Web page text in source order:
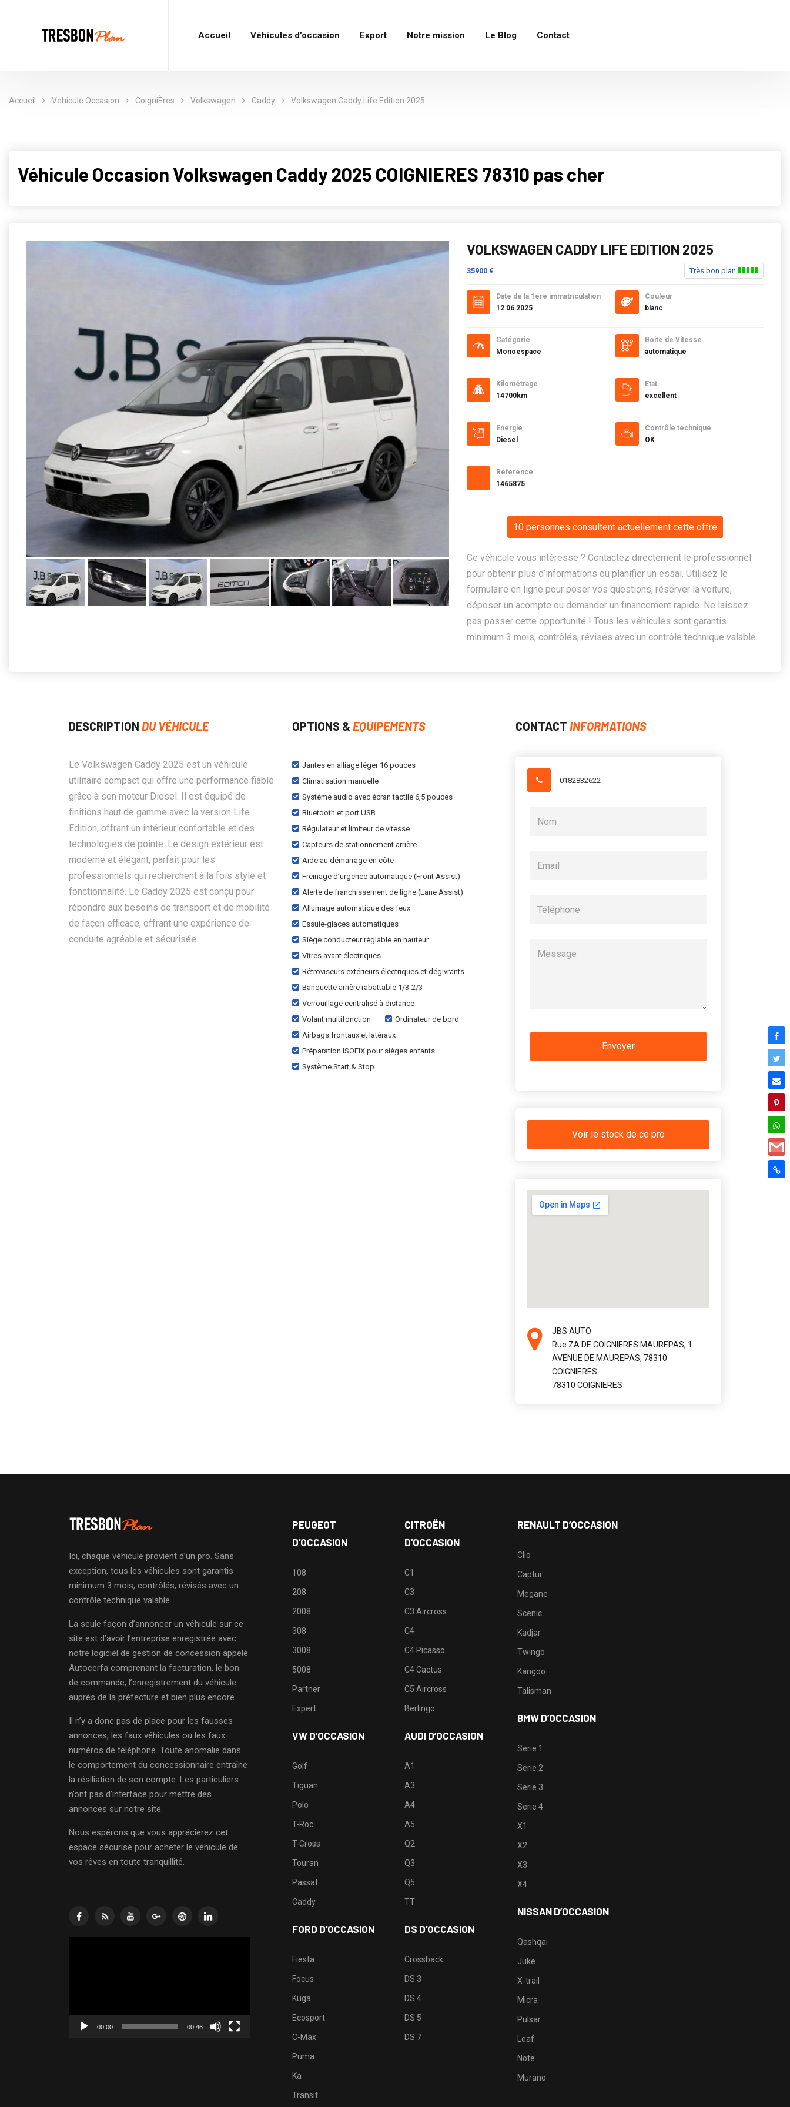
Accueil Véhicules d’occasion Export Notre mission Le Blog Contact
Accueil Vehicule Occasion CoigniÈres Volkswagen Caddy Volkswagen Caddy Life Edition 2025
Véhicule Occasion Volkswagen Caddy 2025 COIGNIERES 78310 pas cher
VOLKSWAGEN CADDY LIFE EDITION 2025
35900 € Très bon plan
Date de la 1ère immatriculation
12 06 2025
Catégorie
Monoespace
Kilométrage
14700km
Energie
Diesel
Référence
1465875
Couleur
blanc
Boite de Vitesse
automatique
Etat
excellent
Contrôle technique
OK
10 personnes consultent actuellement cette offre
Ce véhicule vous intéresse ? Contactez directement le professionnel
pour obtenir plus d’informations ou planifier un essai. Utilisez le
formulaire en ligne pour poser vos questions, réserver la voiture,
déposer un acompte ou demander un financement rapide. Ne laissez
pas passer cette opportunité ! Tous les véhicules sont garantis
minimum 3 mois, contrôlés, révisés avec un contrôle technique valable.
DESCRIPTION DU VÉHICULE
Le Volkswagen Caddy 2025 est un véhicule
utilitaire compact qui offre une performance fiable
grâce à son moteur Diesel. Il est équipé de
finitions haut de gamme avec la version Life
Edition, offrant un intérieur confortable et des
technologies de pointe. Le design extérieur est
moderne et élégant, parfait pour les
professionnels qui recherchent à la fois style et
fonctionnalité. Le Caddy 2025 est conçu pour
répondre aux besoins de transport et de mobilité
de façon efficace, offrant une expérience de
conduite agréable et sécurisée.
OPTIONS & EQUIPEMENTS
Jantes en alliage léger 16 pouces
Climatisation manuelle
Système audio avec écran tactile 6,5 pouces
Bluetooth et port USB
Régulateur et limiteur de vitesse
Capteurs de stationnement arrière
Aide au démarrage en côte
Freinage d’urgence automatique (Front Assist)
Alerte de franchissement de ligne (Lane Assist)
Allumage automatique des feux
Essuie-glaces automatiques
Siège conducteur réglable en hauteur
Vitres avant électriques
Rétroviseurs extérieurs électriques et dégivrants
Banquette arrière rabattable 1/3-2/3
Verrouillage centralisé à distance
Volant multifonction
Ordinateur de bord
Airbags frontaux et latéraux
Préparation ISOFIX pour sièges enfants
Système Start & Stop
CONTACT INFORMATIONS
0182832622
Voir le stock de ce pro
JBS AUTO
Rue ZA DE COIGNIERES MAUREPAS, 1
AVENUE DE MAUREPAS, 78310
COIGNIERES
78310 COIGNIERES
Ici, chaque véhicule provient d’un pro. Sans
exception, tous les véhicules sont garantis
minimum 3 mois, contrôlés, révisés avec un
contrôle technique valable.
La seule façon d’annoncer un véhicule sur ce
site est d’avoir l’entreprise enregistrée avec
notre logiciel de gestion de concession appelé
Autocerfa comprenant la facturation, le bon
de commande, l’enregistrement du véhicule
auprès de la préfecture et bien plus encore.
Il n’y a donc pas de place pour les fausses
annonces, les faux véhicules ou les faux
numéros de téléphone. Toute anomalie dans
le comportement du concessionnaire entraîne
la résiliation de son compte. Les particuliers
n’ont pas d’interface pour mettre des
annonces sur notre site.
Nous espérons que vous apprécierez cet
espace sécurisé pour acheter le véhicule de
vos rêves en toute tranquillité.
00:00 00:46
PEUGEOT
D’OCCASION
108
208
2008
308
3008
5008
Partner
Expert
VW D’OCCASION
Golf
Tiguan
Polo
T-Roc
T-Cross
Touran
Passat
Caddy
FORD D’OCCASION
Fiesta
Focus
Kuga
Ecosport
C-Max
Puma
Ka
Transit
CITROËN
D’OCCASION
C1
C3
C3 Aircross
C4
C4 Picasso
C4 Cactus
C5 Aircross
Berlingo
AUDI D’OCCASION
A1
A3
A4
A5
Q2
Q3
Q5
TT
DS D’OCCASION
Crossback
DS 3
DS 4
DS 5
DS 7
RENAULT D’OCCASION
Clio
Captur
Megane
Scenic
Kadjar
Twingo
Kangoo
Talisman
BMW D’OCCASION
Serie 1
Serie 2
Serie 3
Serie 4
X1
X2
X3
X4
NISSAN D’OCCASION
Qashqai
Juke
X-trail
Micra
Pulsar
Leaf
Note
Murano